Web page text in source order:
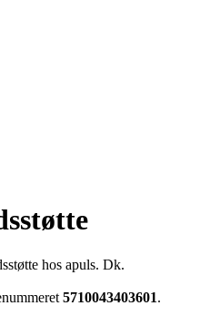
hos apuls. Dk.
5710043403601.